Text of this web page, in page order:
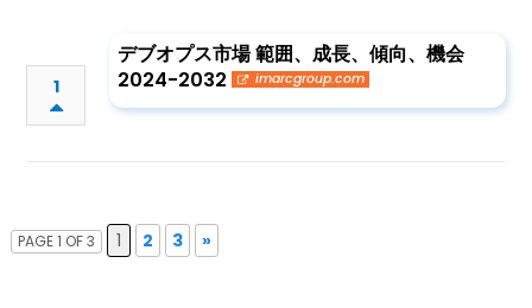
1
デブオプス市場 範囲、成長、傾向、機会
2024-2032
imarcgroup.com
PAGE 1 OF 3 1 2 3 »